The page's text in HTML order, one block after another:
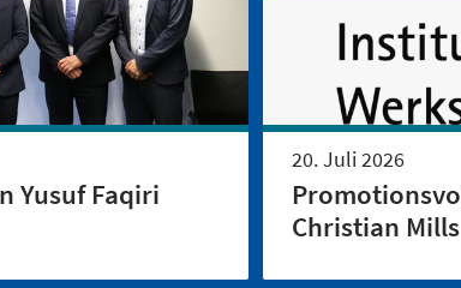
Yusuf Faqiri
20. Juli 2026
Christian Mills